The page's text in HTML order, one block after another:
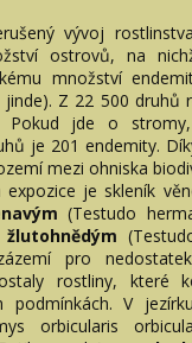
vývoj
ostrovů, na
množství
Z 22 500 druhů
Pokud jde o
je 201 endemity.
mezi ohniska
expozice je skleník
(Testudo
žlutohnědým
pro
rostliny, které
podmínkách. V
orbicularis